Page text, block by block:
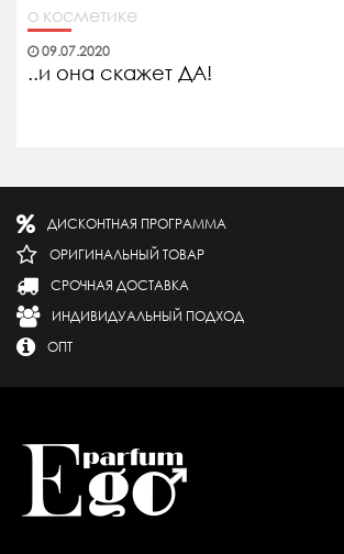
о косметике
09.07.2020
..и она скажет ДА!
ДИСКОНТНАЯ ПРОГРАММА
ОРИГИНАЛЬНЫЙ ТОВАР
СРОЧНАЯ ДОСТАВКА
ИНДИВИДУАЛЬНЫЙ ПОДХОД
ОПТ